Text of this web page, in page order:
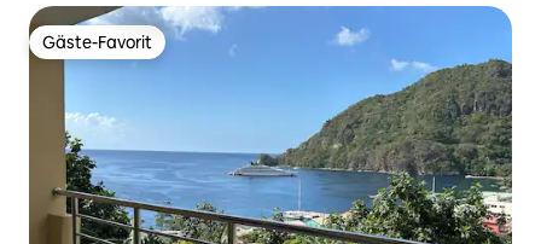
Gäste-Favorit
Gäste-Favorit